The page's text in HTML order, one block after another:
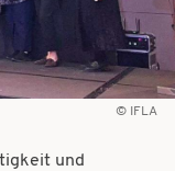
IFLA
und